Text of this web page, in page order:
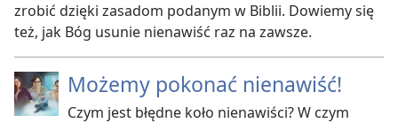
zrobić dzięki zasadom podanym w Biblii. Dowiemy się
też, jak Bóg usunie nienawiść raz na zawsze.
Możemy pokonać nienawiść!
Czym jest błędne koło nienawiści? W czym